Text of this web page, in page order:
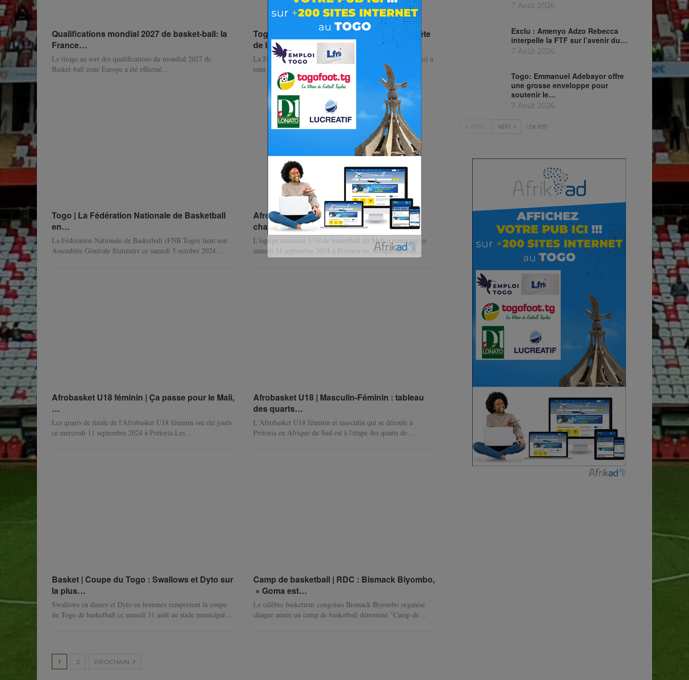
Qualifications mondial 2027 de basket-ball: la
France…
Le tirage au sort des qualifications du mondial 2027 de
Basket-ball zone Europe a été effectué…
Togo | Basket : Gina Adekambi réélue à la tête
de la…
La Fédération Nationale de Basketball du Togo (FNB-Togo) a
tenu son Assemblée Générale Élective ce samedi 9
Togo | La Fédération Nationale de Basketball
en…
La Fédération Nationale de Basketball (FNB Togo) tient son
Assemblée Générale Statutaire ce samedi 5 octobre 2024…
Afrobasket U18 Masculin | Le Mali sacré
champion
L'équipe nationale U18 de basketball du Mali a remporté ce
samedi 14 septembre 2024 à Prétoria en Afrique du Sud, …
Afrobasket U18 féminin | Ça passe pour le Mali,
…
Les quarts de finale de l'Afrobasket U18 féminin ont été joués
ce mercredi 11 septembre 2024 à Prétoria.Les…
Afrobasket U18 | Masculin-Féminin : tableau
des quarts…
L'Afrobasket U18 féminin et masculin qui se déroule à
Prétoria en Afrique du Sud est à l'étape des quarts de…
Basket | Coupe du Togo : Swallows et Dyto sur
la plus…
Swallows en dames et Dyto en hommes remportent la coupe
du Togo de basketball ce samedi 31 août au stade municipal…
Camp de basketball | RDC : Bismack Biyombo,
» Goma est…
Le célèbre basketteur congolais Bismack Biyombo organise
chaque année un camp de basketball dénommé "Camp de…
1 2 PROCHAIN
7 Août 2026
Exclu : Amenyo Adzo Rebecca
interpelle la FTF sur l’avenir du…
7 Août 2026
Togo: Emmanuel Adebayor offre
une grosse enveloppe pour
soutenir le…
7 Août 2026
NEXT 1 De 839